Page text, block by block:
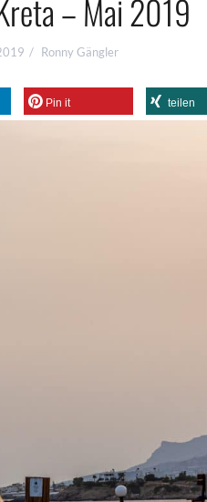
– Mai 2019
Ronny Gängler
Pin it teilen